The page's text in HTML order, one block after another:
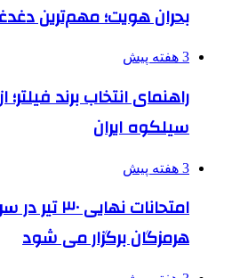
بحران هویت؛ مهم‌ترین
3 هفته پیش
راهنمای انتخاب برند
سیلکوه ایران
3 هفته پیش
امتحانات
هرمزگان برگزار می شود